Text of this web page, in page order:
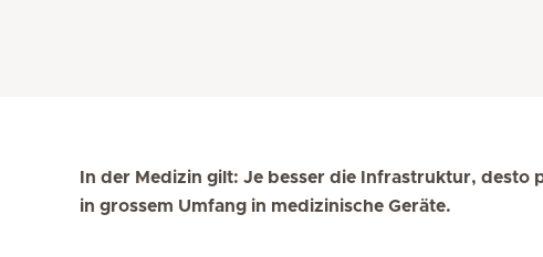
In der Medizin gilt: Je besser die Infrastruktur, desto
in grossem Umfang in medizinische Geräte.